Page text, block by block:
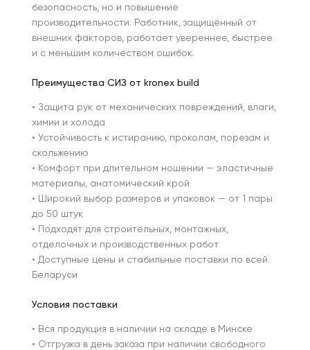
безопасность, но и повышение
производительности. Работник, защищённый от
внешних факторов, работает увереннее, быстрее
и с меньшим количеством ошибок.
Преимущества СИЗ от kronex build
• Защита рук от механических повреждений, влаги,
химии и холода
• Устойчивость к истиранию, проколам, порезам и
скольжению
• Комфорт при длительном ношении — эластичные
материалы, анатомический крой
• Широкий выбор размеров и упаковок — от 1 пары
до 50 штук
• Подходят для строительных, монтажных,
отделочных и производственных работ
• Доступные цены и стабильные поставки по всей
Беларуси
Условия поставки
• Вся продукция в наличии на складе в Минске
• Отгрузка в день заказа при наличии свободного